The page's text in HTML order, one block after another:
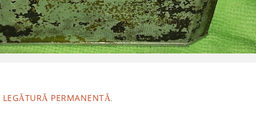
LEGĂTURĂ PERMANENTĂ